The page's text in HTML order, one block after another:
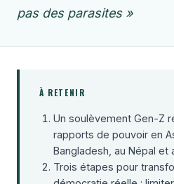
pas des parasites »
À RETENIR
Un soulèvement Gen-Z
rapports de pouvoir en
Bangladesh, au Népal et
Trois étapes pour